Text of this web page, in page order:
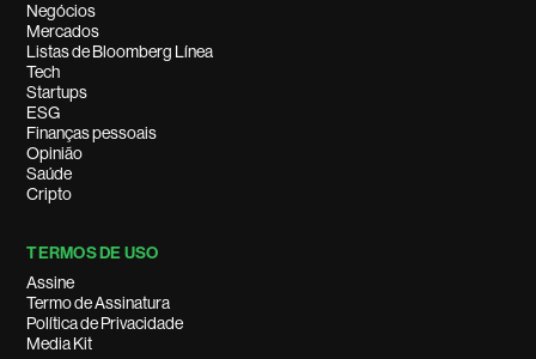
Negócios
Mercados
Listas de Bloomberg Línea
Tech
Startups
ESG
Finanças pessoais
Opinião
Saúde
Cripto
TERMOS DE USO
Assine
Termo de Assinatura
Política de Privacidade
Media Kit